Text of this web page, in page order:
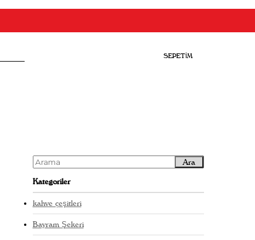
SEPETIM
Ara
Kategoriler
kahve çeşitleri
Bayram Şekeri